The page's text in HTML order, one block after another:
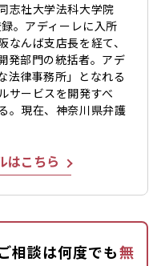
志社大学法科大学院
。アディーレに入所
んば支店長を経て、
発部門の統括者。アデ
法律事務所」となれる
サービスを開発すべ
。現在、神奈川県弁護
はこちら
相談は何度でも無